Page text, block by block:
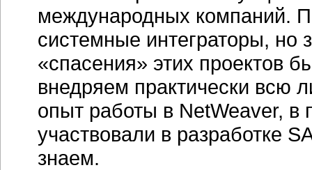
международных компаний.
системные интеграторы, но
«спасения» этих проектов
внедряем практически всю
опыт работы в NetWeaver, в
участвовали в разработке
знаем.